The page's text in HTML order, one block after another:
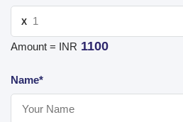
X
Amount = INR 1100
Name*